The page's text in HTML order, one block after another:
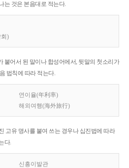
는 것은 본음대로 적는다.
)
붙어서 된 말이나 합성어에서, 뒷말의 첫소리가
법칙에 따라 적는다.
연이율(年利率)
해외여행(海外旅行)
고유 명사를 붙여 쓰는 경우나 십진법에 따라
다.
신흥이발관